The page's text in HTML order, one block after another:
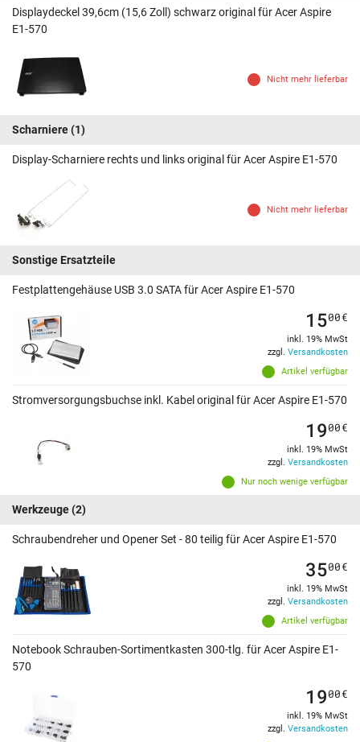
Displaydeckel 39,6cm (15,6 Zoll) schwarz original für Acer Aspire
E1-570
Nicht mehr lieferbar
Scharniere(1)
Display-Scharniere rechts und links original für Acer Aspire E1-570
Nicht mehr lieferbar
Sonstige Ersatzteile
Festplattengehäuse USB 3.0 SATA für Acer Aspire E1-570
Artikel verfügbar
1500€
inkl. 19% MwSt
zzgl. Versandkosten
Stromversorgungsbuchse inkl. Kabel original für Acer Aspire E1-570
Nur noch wenige verfügbar
1900€
inkl. 19% MwSt
zzgl. Versandkosten
Werkzeuge(2)
Schraubendreher und Opener Set - 80 teilig für Acer Aspire E1-570
Artikel verfügbar
3500€
inkl. 19% MwSt
zzgl. Versandkosten
Notebook Schrauben-Sortimentkasten 300-tlg. für Acer Aspire E1-
570
1900€
inkl. 19% MwSt
zzgl. Versandkosten